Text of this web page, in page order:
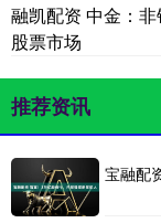
融凯配资 中金：
股票市场
推荐资讯
宝融配